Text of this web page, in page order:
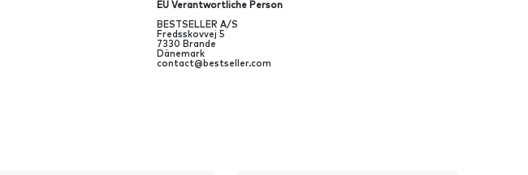
EU Verantwortliche Person
BESTSELLER A/S
Fredsskovvej 5
7330 Brande
Dänemark
contact@bestseller.com